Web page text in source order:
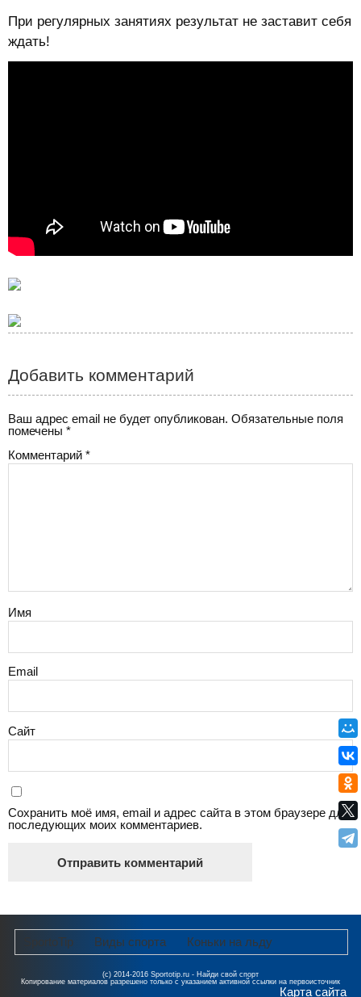
При регулярных занятиях результат не заставит себя
ждать!
Добавить комментарий
Ваш адрес email не будет опубликован. Обязательные поля
помечены *
Комментарий *
Имя
Email
Сайт
Сохранить моё имя, email и адрес сайта в этом браузере для
последующих моих комментариев.
SportoTip Виды спорта
Коньки на льду
калорий
(с) 2014-2016 Sportotip.ru - Найди свой спорт
Копирование материалов разрешено только с указанием активной ссылки на первоисточник
Карта сайта